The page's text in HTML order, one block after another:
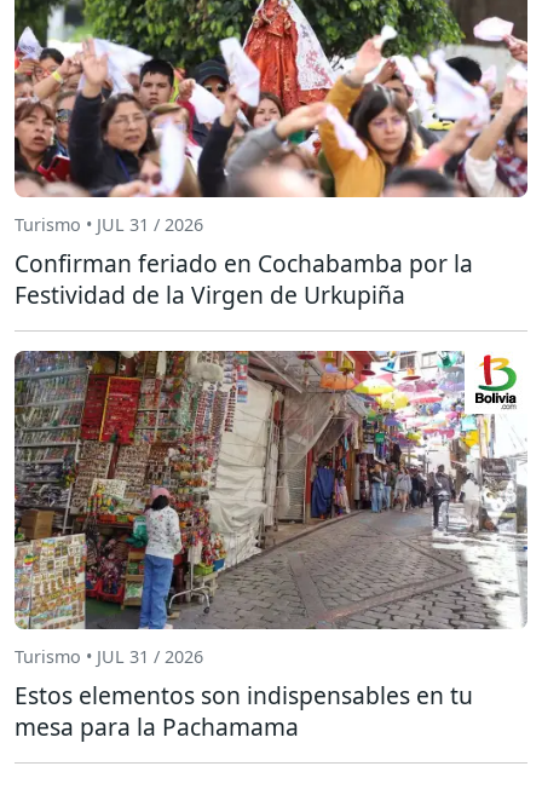
Turismo • JUL 31 / 2026
Confirman feriado en Cochabamba por la
Festividad de la Virgen de Urkupiña
Turismo • JUL 31 / 2026
Estos elementos son indispensables en tu
mesa para la Pachamama